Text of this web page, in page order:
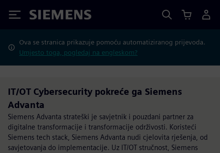
Siemens
Ova se stranica prikazuje pomoću automatiziranog prijevoda.
Umjesto toga, pogledaj na engleskom?
IT/OT Cybersecurity pokreće ga Siemens
Advanta
Siemens Advanta strateški je savjetnik i pouzdani partner za
digitalne transformacije i transformacije održivosti. Koristeći
Siemens tech stack, Siemens Advanta nudi cjelovita rješenja, od
savjetovanja do implementacije. Uz IT/OT stručnost, Siemens